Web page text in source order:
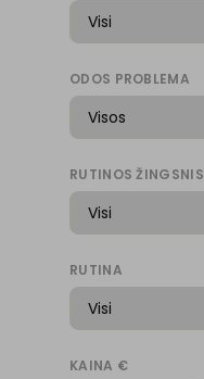
ODOS PROBLEMA
RUTINOS ŽINGSNIS
RUTINA
KAINA €